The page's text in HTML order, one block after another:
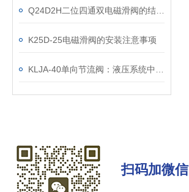
K25D-25电磁滑阀的安装注意事项
扫码加微信